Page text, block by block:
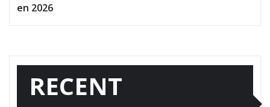
en 2026
RECENT